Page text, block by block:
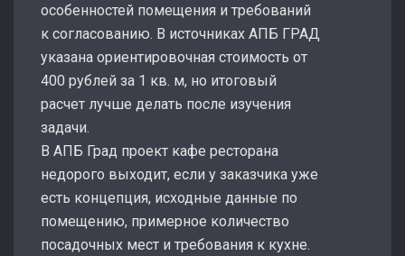
особенностей помещения и требований
к согласованию. В источниках АПБ ГРАД
указана ориентировочная стоимость от
400 рублей за 1 кв. м, но итоговый
расчет лучше делать после изучения
задачи.
В АПБ Град проект кафе ресторана
недорого выходит, если у заказчика уже
есть концепция, исходные данные по
помещению, примерное количество
посадочных мест и требования к кухне.